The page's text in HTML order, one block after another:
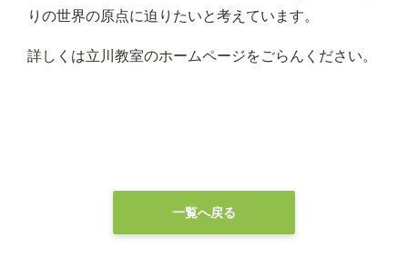
りの世界の原点に迫りたいと考えています。
詳しくは立川教室のホームページをごらんください。
一覧へ戻る